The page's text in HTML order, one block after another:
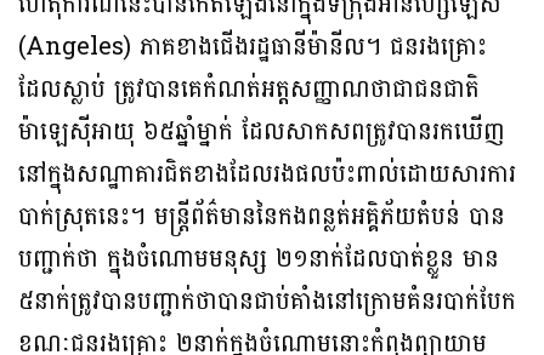
(Angeles) ភាគខាងជើងរដ្ឋធានីម៉ានីល។ ជនរងគ្រោះ
ដែលស្លាប់ ត្រូវបានគេកំណត់អត្តសញ្ញាណថាជាជនជាតិ
ម៉ាឡេស៊ីអាយុ ៦៥ឆ្នាំម្នាក់ ដែលសាកសពត្រូវបានរកឃើញ
នៅក្នុងសណ្ឋាគារជិតខាងដែលរងផលប៉ះពាល់ដោយសារការ
បាក់ស្រុតនេះ។ មន្ត្រីព័ត៌មាននៃកងពន្លត់អគ្គិភ័យតំបន់ បាន
បញ្ជាក់ថា ក្នុងចំណោមមនុស្ស ២១នាក់ដែលបាត់ខ្លួន មាន
៥នាក់ត្រូវបានបញ្ជាក់ថាបានជាប់គាំងនៅក្រោមគំនរបាក់បែក
ខណៈជនរងគ្រោះ ២នាក់ក្នុងចំណោមនោះកំពុងព្យាយាម